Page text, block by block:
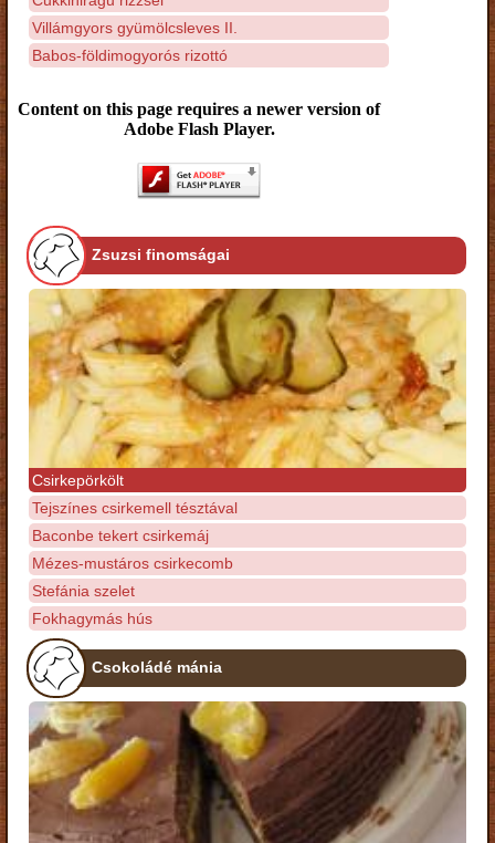
Villámgyors gyümölcsleves II.
Babos-földimogyorós rizottó
Content on this page requires a newer version of
Adobe Flash Player.
Zsuzsi finomságai
Csirkepörkölt
Tejszínes csirkemell tésztával
Baconbe tekert csirkemáj
Mézes-mustáros csirkecomb
Stefánia szelet
Fokhagymás hús
Csokoládé mánia